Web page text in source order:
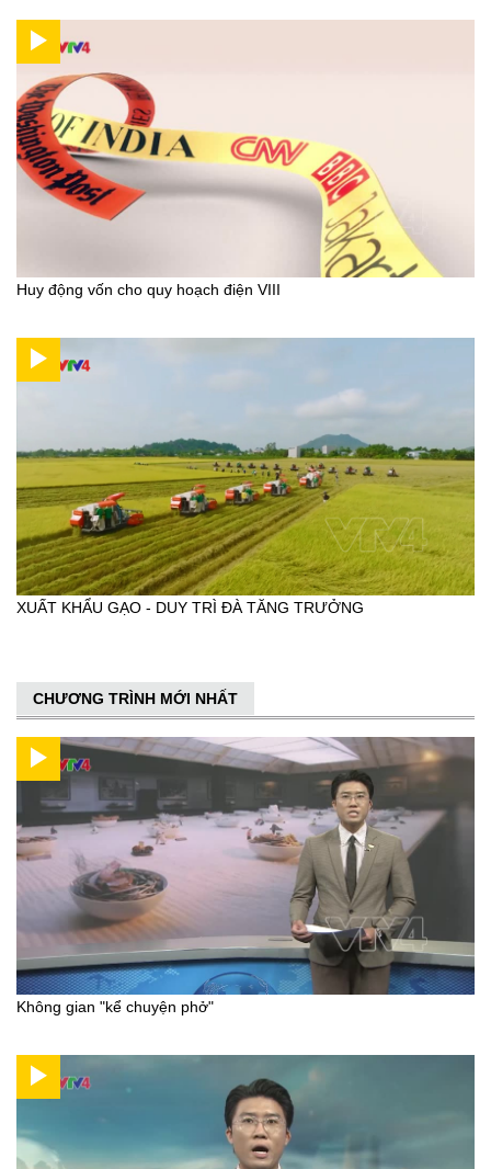
Huy động vốn cho quy hoạch điện VIII
XUẤT KHẨU GẠO - DUY TRÌ ĐÀ TĂNG TRƯỞNG
CHƯƠNG TRÌNH MỚI NHẤT
Không gian "kể chuyện phở"